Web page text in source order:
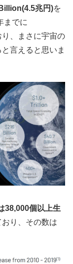
兆円)を
までに
、まさに宇宙の
言えると思いま
38,000個以上生
おり、その数は